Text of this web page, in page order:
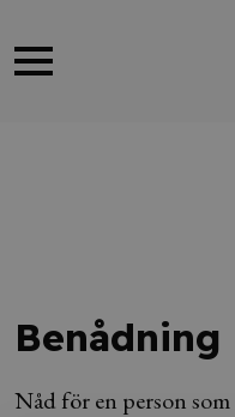
Benådning
Nåd för en person